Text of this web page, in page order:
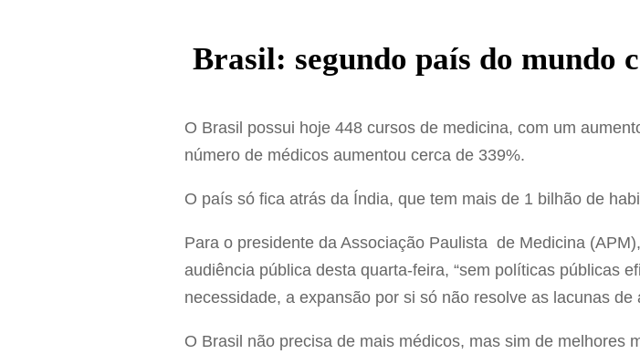
Brasil: segundo país do mundo
O Brasil possui hoje 448 cursos de medicina, com um
número de médicos aumentou cerca de 339%.
O país só fica atrás da Índia, que tem mais de 1 bilhão de
Para o presidente da Associação Paulista de Medicina
audiência pública desta quarta-feira, “sem políticas públicas
necessidade, a expansão por si só não resolve as lacunas de
O Brasil não precisa de mais médicos, mas sim de melhores